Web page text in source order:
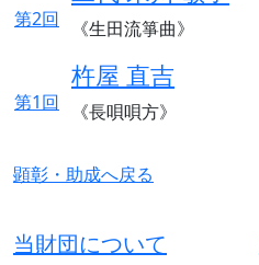
第2回 《生田流箏曲》
第1回
杵屋 直吉
《長唄唄方》
顕彰・助成へ戻る
当財団について